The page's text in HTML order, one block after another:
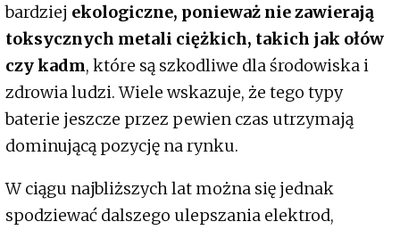
bardziej ekologiczne, ponieważ nie zawierają
toksycznych metali ciężkich, takich jak ołów
czy kadm, które są szkodliwe dla środowiska i
zdrowia ludzi. Wiele wskazuje, że tego typy
baterie jeszcze przez pewien czas utrzymają
dominującą pozycję na rynku.
W ciągu najbliższych lat można się jednak
spodziewać dalszego ulepszania elektrod,